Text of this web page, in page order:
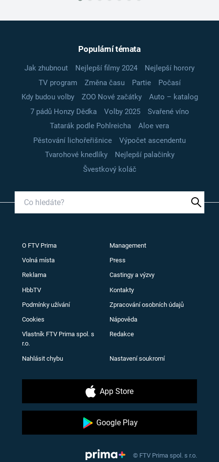
Populární témata
Jak zhubnout Nejlepší filmy 2024
Nejlepší horory
TV program
Změna času Partie
Počasí
Kdy budou volby
ZOO Nové začátky
Auto – katalog
7 pádů Honzy Dědka
Volby 2025
Svařené víno
Tatarák podle Pohlreicha
Aloe vera
Pěstování lichořeřišnice
Výpočet ascendentu
Tvarohové knedlíky
Nejlepší palačinky
Švestkový koláč
O FTV Prima Management
Volná místa Press
Reklama Castingy a výzvy
HbbTV Kontakty
Podmínky užívání Zpracování osobních údajů
Cookies Nápověda
Vlastník FTV Prima spol. s
r.o.
Redakce
Nahlásit chybu Nastavení soukromí
App Store
Google Play
© FTV Prima spol. s r.o.